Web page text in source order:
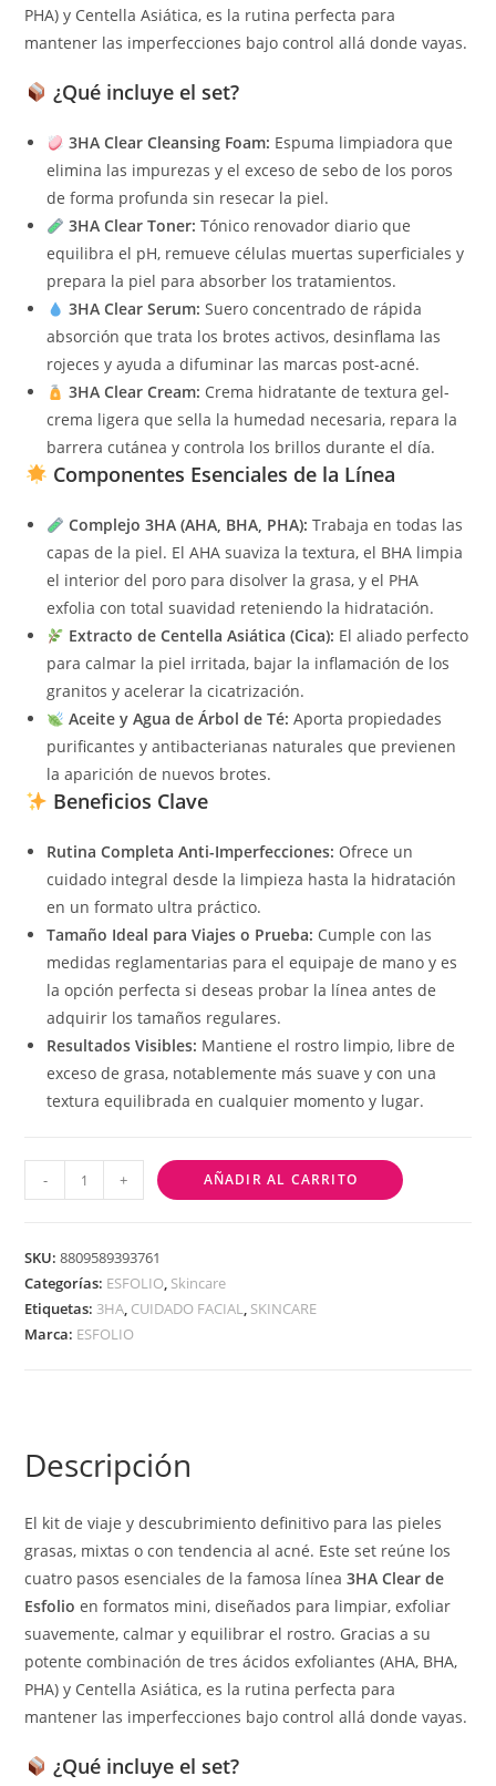
PHA) y Centella Asiática, es la rutina perfecta para
mantener las imperfecciones bajo control allá donde vayas.
¿Qué incluye el set?
3HA Clear Cleansing Foam: Espuma limpiadora que
elimina las impurezas y el exceso de sebo de los poros
de forma profunda sin resecar la piel.
3HA Clear Toner: Tónico renovador diario que
equilibra el pH, remueve células muertas superficiales y
prepara la piel para absorber los tratamientos.
3HA Clear Serum: Suero concentrado de rápida
absorción que trata los brotes activos, desinflama las
rojeces y ayuda a difuminar las marcas post-acné.
3HA Clear Cream: Crema hidratante de textura gel-
crema ligera que sella la humedad necesaria, repara la
barrera cutánea y controla los brillos durante el día.
Componentes Esenciales de la Línea
Complejo 3HA (AHA, BHA, PHA): Trabaja en todas las
capas de la piel. El AHA suaviza la textura, el BHA limpia
el interior del poro para disolver la grasa, y el PHA
exfolia con total suavidad reteniendo la hidratación.
Extracto de Centella Asiática (Cica): El aliado perfecto
para calmar la piel irritada, bajar la inflamación de los
granitos y acelerar la cicatrización.
Aceite y Agua de Árbol de Té: Aporta propiedades
purificantes y antibacterianas naturales que previenen
la aparición de nuevos brotes.
Beneficios Clave
Rutina Completa Anti-Imperfecciones: Ofrece un
cuidado integral desde la limpieza hasta la hidratación
en un formato ultra práctico.
Tamaño Ideal para Viajes o Prueba: Cumple con las
medidas reglamentarias para el equipaje de mano y es
la opción perfecta si deseas probar la línea antes de
adquirir los tamaños regulares.
Resultados Visibles: Mantiene el rostro limpio, libre de
exceso de grasa, notablemente más suave y con una
textura equilibrada en cualquier momento y lugar.
- + AÑADIR AL CARRITO
SKU:8809589393761
Categorías: ESFOLIO, Skincare
Etiquetas: 3HA, CUIDADO FACIAL, SKINCARE
Marca: ESFOLIO
Descripción
El kit de viaje y descubrimiento definitivo para las pieles
grasas, mixtas o con tendencia al acné. Este set reúne los
cuatro pasos esenciales de la famosa línea3HA Clear de
Esfolio en formatos mini, diseñados para limpiar, exfoliar
suavemente, calmar y equilibrar el rostro. Gracias a su
potente combinación de tres ácidos exfoliantes (AHA, BHA,
PHA) y Centella Asiática, es la rutina perfecta para
mantener las imperfecciones bajo control allá donde vayas.
¿Qué incluye el set?